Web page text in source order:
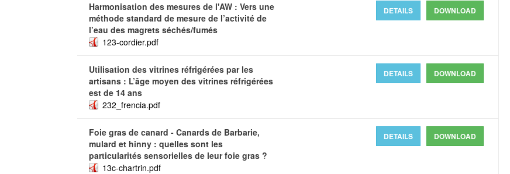
Harmonisation des mesures de l'AW : Vers une
méthode standard de mesure de l’activité de
l’eau des magrets séchés/fumés
123-cordier.pdf
DOWNLOAD
DETAILS
Utilisation des vitrines réfrigérées par les
artisans : L’âge moyen des vitrines réfrigérées
est de 14 ans
232_frencia.pdf
DOWNLOAD
DETAILS
Foie gras de canard - Canards de Barbarie,
mulard et hinny : quelles sont les
particularités sensorielles de leur foie gras ?
13c-chartrin.pdf
DOWNLOAD
DETAILS